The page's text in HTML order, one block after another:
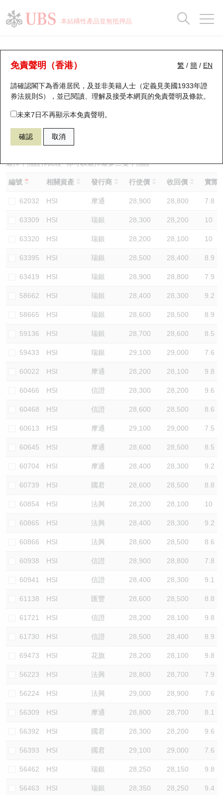
本結構性產品並無抵押品
繁 / 簡 / EN
免責聲明（香港）
請確認閣下為香港居民，及並非美籍人士（定義見美國1933年證
券法規則S），並已閱讀、理解及接受本網頁的免責聲明及條款。
未來7日不再顯示本免責聲明。
確認 取消
牛熊證分析儀
表現 街貨統計 比較
69578 瑞銀熊證 HSI 恒生指數
選擇牛熊證作比較 *你可以選擇最多三隻牛熊證
編號 相關資產 發行商 行使價 收回價 實際
62032 HSI 摩通 28,900 28,800 7.8
63309 HSI 瑞銀 28,300 28,200 10
63320 HSI 瑞銀 28,200 28,100 10
63395 HSI 瑞銀 28,500 28,400 8.9
63419 HSI 瑞銀 28,900 28,800 7.9
58662 HSI 瑞銀 28,400 28,300 9.2
58665 HSI 瑞銀 28,600 28,500 8.9
59136 HSI 瑞銀 28,700 28,600 8.5
59433 HSI 瑞銀 29,100 29,000 7.6
60022 HSI 摩通 28,200 28,100 9.8
60466 HSI 信證 28,300 28,200 9.6
60468 HSI 信證 28,600 28,500 8.6
60613 HSI 摩通 29,100 29,000 7.5
60645 HSI 摩通 28,600 28,500 8.5
60704 HSI 摩通 28,400 28,300 9.2
60739 HSI 國君 28,600 28,500 8.8
60854 HSI 法興 28,200 28,100 10
60865 HSI 法興 28,400 28,300 9.2
60866 HSI 法興 28,600 28,500 8.6
60938 HSI 信證 28,900 28,800 7.8
60941 HSI 信證 28,400 28,300 9.1
61138 HSI 匯豐 28,600 28,500 8.8
61721 HSI 信證 28,200 28,100 9.8
61730 HSI 信證 28,500 28,400 8.9
69473 HSI 花旗 28,200 28,100 9.8
56223 HSI 法興 28,800 28,700 7.9
56224 HSI 法興 29,000 28,900 7.6
56309 HSI 摩通 28,800 28,700 8.1
56392 HSI 國君 28,300 28,200 9.6
56393 HSI 國君 29,100 29,000 7.6
56462 HSI 瑞銀 28,250 28,150 9.8
56463 HSI 瑞銀 28,350 28,250 9.4
瑞銀認股證一覽
新發行瑞銀認股證
即將到期認股證
認股證到期結算價查詢
認股證分析儀
認股證速算機
認股證/牛熊證日誌
認股證文件及公告
街貨統計
比較
牛熊全景快搜
牛熊證搜尋
牛熊證街貨分佈圖
正股牛熊證列表
新發行瑞銀牛熊證
已收回牛熊證剩餘價值
牛熊證到期結算價查詢
牛熊證分析儀
牛熊證文件及公告
牛熊證文件及公告 (瑞信)
街貨統計
比較
十大升幅/跌幅
十大認股證成交分佈
十天股證佔大市成交
資金流
街貨統計
三十大平均引伸波幅
正股分析儀
二十大活躍股份
恒指成份股
國指成份股
科指成份股
相關資產沽空
中資ETFs溢價比較
AH 股價對照
ADR
收市競價變化
持股比重
顯示所有持股比重
每月輪證大市專題
輪證專欄
講座及教育短片
認股證投資者教育
牛熊證投資者教育
認股證牛熊證常問問題